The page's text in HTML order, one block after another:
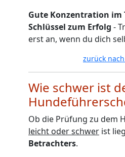
Gute Konzentration im
Schlüssel zum Erfolg -
erst an, wenn du dich
zurück
Wie schwer ist
Ob die Prüfung zu dem
leicht oder schwer ist
Betrachters.